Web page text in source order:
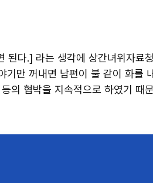
된다.] 라는 생각에 상간녀위자료
기만 꺼내면 남편이 불 같이 화를
의 협박을 지속적으로 하였기 때